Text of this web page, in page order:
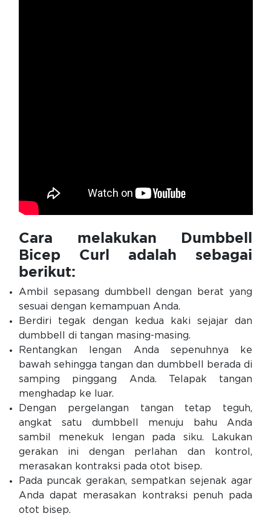
Cara melakukan Dumbbell
Bicep Curl adalah sebagai
berikut:
Ambil sepasang dumbbell dengan berat yang
sesuai dengan kemampuan Anda.
Berdiri tegak dengan kedua kaki sejajar dan
dumbbell di tangan masing-masing.
Rentangkan lengan Anda sepenuhnya ke
bawah sehingga tangan dan dumbbell berada di
samping pinggang Anda. Telapak tangan
menghadap ke luar.
Dengan pergelangan tangan tetap teguh,
angkat satu dumbbell menuju bahu Anda
sambil menekuk lengan pada siku. Lakukan
gerakan ini dengan perlahan dan kontrol,
merasakan kontraksi pada otot bisep.
Pada puncak gerakan, sempatkan sejenak agar
Anda dapat merasakan kontraksi penuh pada
otot bisep.